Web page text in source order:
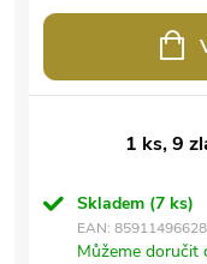
1 ks, 9
Skladem (7 ks)
EAN:
Můžeme doručit